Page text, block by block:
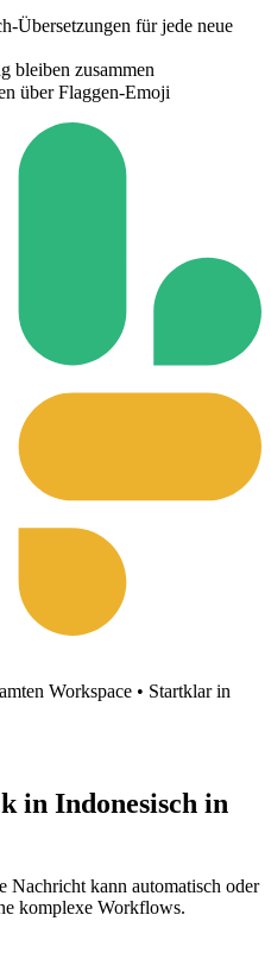
Übersetzungen für jede neue
bleiben zusammen
über Flaggen-Emoji
Workspace • Startklar in
in Indonesisch in
Nachricht kann automatisch oder
komplexe Workflows.